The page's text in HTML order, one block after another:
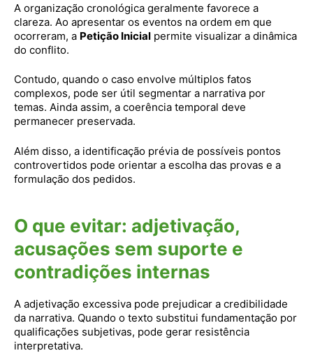
A organização cronológica geralmente favorece a
clareza. Ao apresentar os eventos na ordem em que
ocorreram, a Petição Inicial permite visualizar a dinâmica
do conflito.
Contudo, quando o caso envolve múltiplos fatos
complexos, pode ser útil segmentar a narrativa por
temas. Ainda assim, a coerência temporal deve
permanecer preservada.
Além disso, a identificação prévia de possíveis pontos
controvertidos pode orientar a escolha das provas e a
formulação dos pedidos.
O que evitar: adjetivação,
acusações sem suporte e
contradições internas
A adjetivação excessiva pode prejudicar a credibilidade
da narrativa. Quando o texto substitui fundamentação por
qualificações subjetivas, pode gerar resistência
interpretativa.